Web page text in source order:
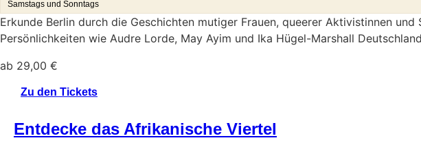
Samstags und Sonntags
Erkunde Berlin durch die Geschichten mutiger Frauen, queerer Aktivistinnen
Persönlichkeiten wie Audre Lorde, May Ayim und Ika Hügel-Marshall
ab 29,00 €
Zu den Tickets
Entdecke das Afrikanische Viertel